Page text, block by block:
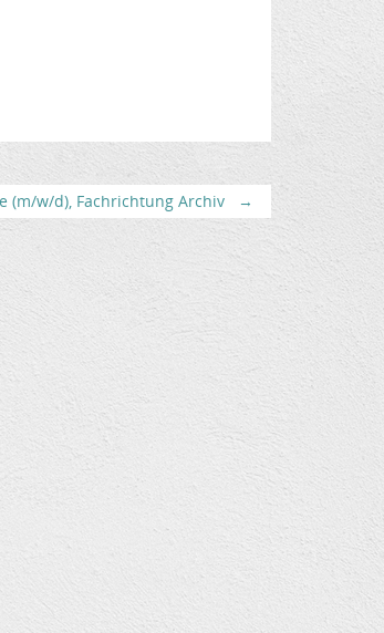
w/d), Fachrichtung Archiv
→